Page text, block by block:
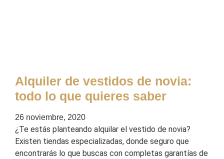
Alquiler de vestidos de novia:
todo lo que quieres saber
26 noviembre, 2020
¿Te estás planteando alquilar el vestido de novia?
Existen tiendas especializadas, donde seguro que
encontrarás lo que buscas con completas garantías de